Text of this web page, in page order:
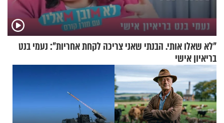
"לא שאלו אותי. הבנתי שאני צריכה לקחת אחריות": נעמי בנט
בריאיון אישי